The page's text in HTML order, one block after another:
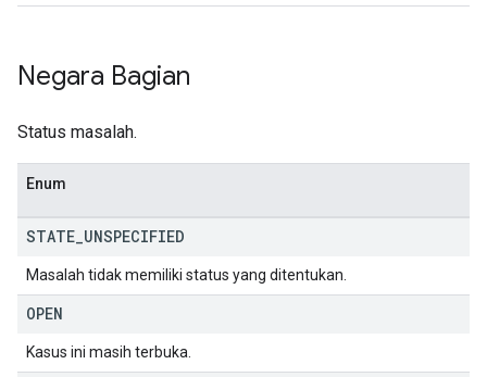
Negara Bagian
Status masalah.
Enum
STATE UNSPECIFIED
Masalah tidak memiliki status yang ditentukan.
OPEN
Kasus ini masih terbuka.